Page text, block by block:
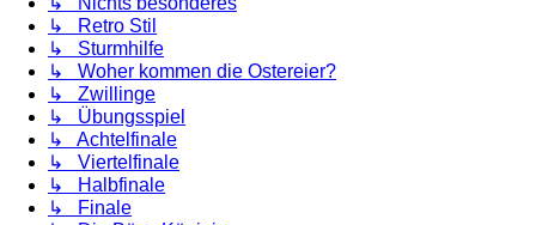
↳ Retro Stil
↳ Sturmhilfe
↳ Woher kommen die Ostereier?
↳ Zwillinge
↳ Übungsspiel
↳ Achtelfinale
↳ Viertelfinale
↳ Halbfinale
↳ Finale